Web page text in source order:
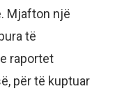
Mjafton një
të
raportet
për të kuptuar